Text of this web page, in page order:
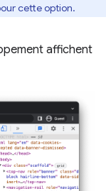
cette option.
affichent